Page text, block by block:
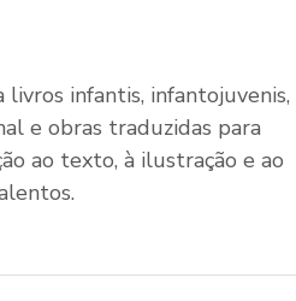
infantis, infantojuvenis,
e obras traduzidas para
ao texto, à ilustração e ao